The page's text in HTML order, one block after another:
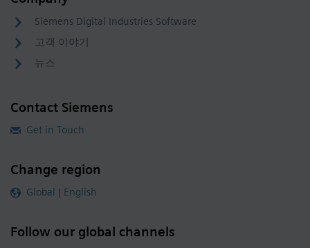
Siemens Digital Industries Software
고객 이야기
뉴스
Contact Siemens
Get in Touch
Change region
Global | English
Follow our global channels